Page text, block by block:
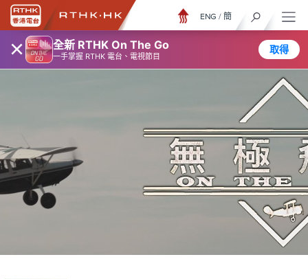
× 全新 RTHK On The Go
一手掌握 RTHK 電台、電視節目
取得
ENG / 簡